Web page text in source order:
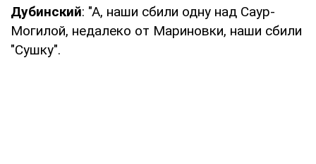
Дубинский: "А, наши сбили одну над Саур-
Могилой, недалеко от Мариновки, наши сбили
"Сушку".